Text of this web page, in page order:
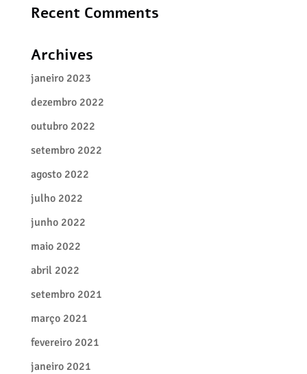
Recent Comments
Archives
janeiro 2023
dezembro 2022
outubro 2022
setembro 2022
agosto 2022
julho 2022
junho 2022
maio 2022
abril 2022
setembro 2021
março 2021
fevereiro 2021
janeiro 2021